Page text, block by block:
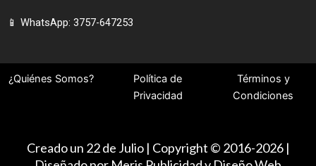
📱 WhatsApp: 3757-647253
¿Quiénes Somos?
Política de
Privacidad
Términos y
Condiciones
Creado un 22 de Julio | Copyright © 2016-2026 |